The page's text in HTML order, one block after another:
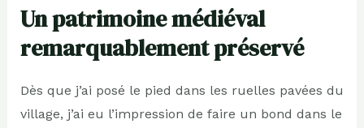
Un patrimoine médiéval
remarquablement préservé
Dès que j’ai posé le pied dans les ruelles pavées du
village, j’ai eu l’impression de faire un bond dans le